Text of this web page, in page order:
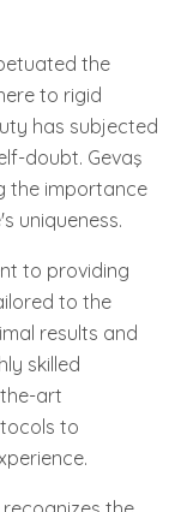
the
to rigid
has subjected
doubt. Gevaş
the importance
uniqueness.
to providing
to the
results and
skilled
art
to